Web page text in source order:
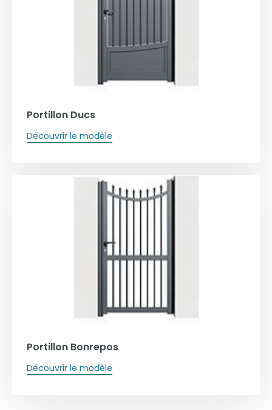
Portillon Ducs
Découvrir le modèle
Portillon Bonrepos
Découvrir le modèle